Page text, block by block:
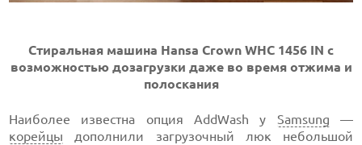
Стиральная машина Hansa Crown WHC 1456 IN с
возможностью дозагрузки даже во время отжима и
полоскания
Наиболее известна опция AddWash у Samsung —
корейцы дополнили загрузочный люк небольшой